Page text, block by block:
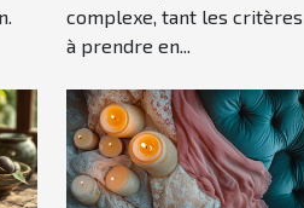
complexe, tant les critères
à prendre en...